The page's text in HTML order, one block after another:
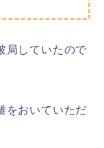
局していたので
をおいていただ